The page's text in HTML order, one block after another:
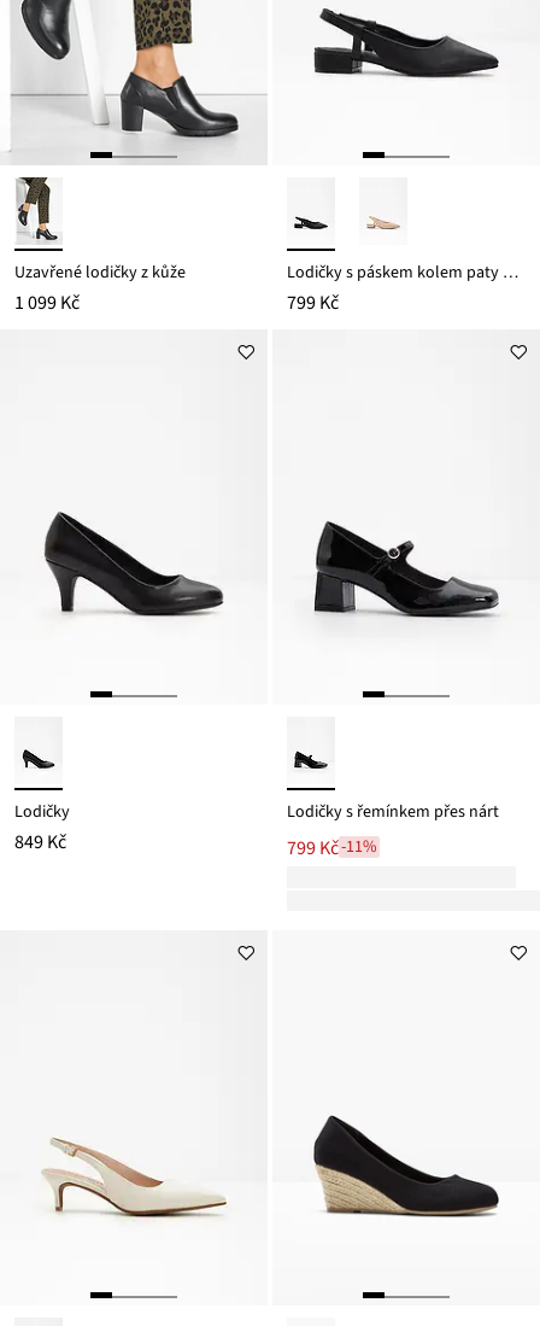
Uzavřené lodičky z kůže
1 099 Kč
Lodičky s páskem kolem paty a s plochým podpatkem
799 Kč
Lodičky
849 Kč
Lodičky s řemínkem přes nárt
799 Kč-11%